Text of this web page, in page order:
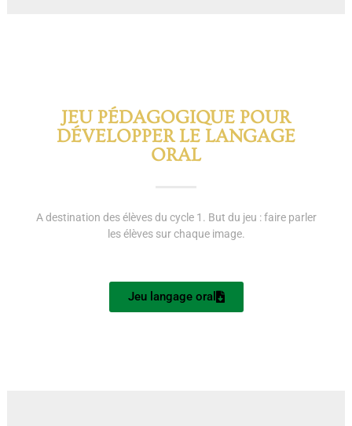
JEU PÉDAGOGIQUE POUR
DÉVELOPPER LE LANGAGE
ORAL
A destination des élèves du cycle 1. But du jeu : faire parler
les élèves sur chaque image.
Jeu langage oral